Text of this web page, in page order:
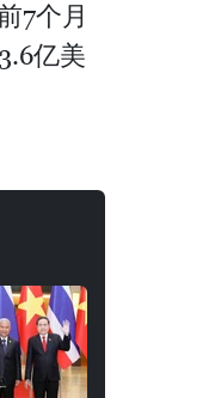
7个月
亿美